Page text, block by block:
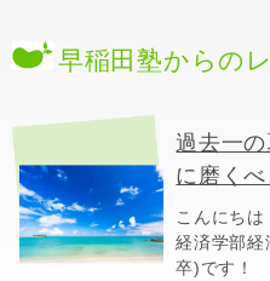
早稲田塾からの
過去一
に磨くべ
こんにち
経済学部経
卒)です！